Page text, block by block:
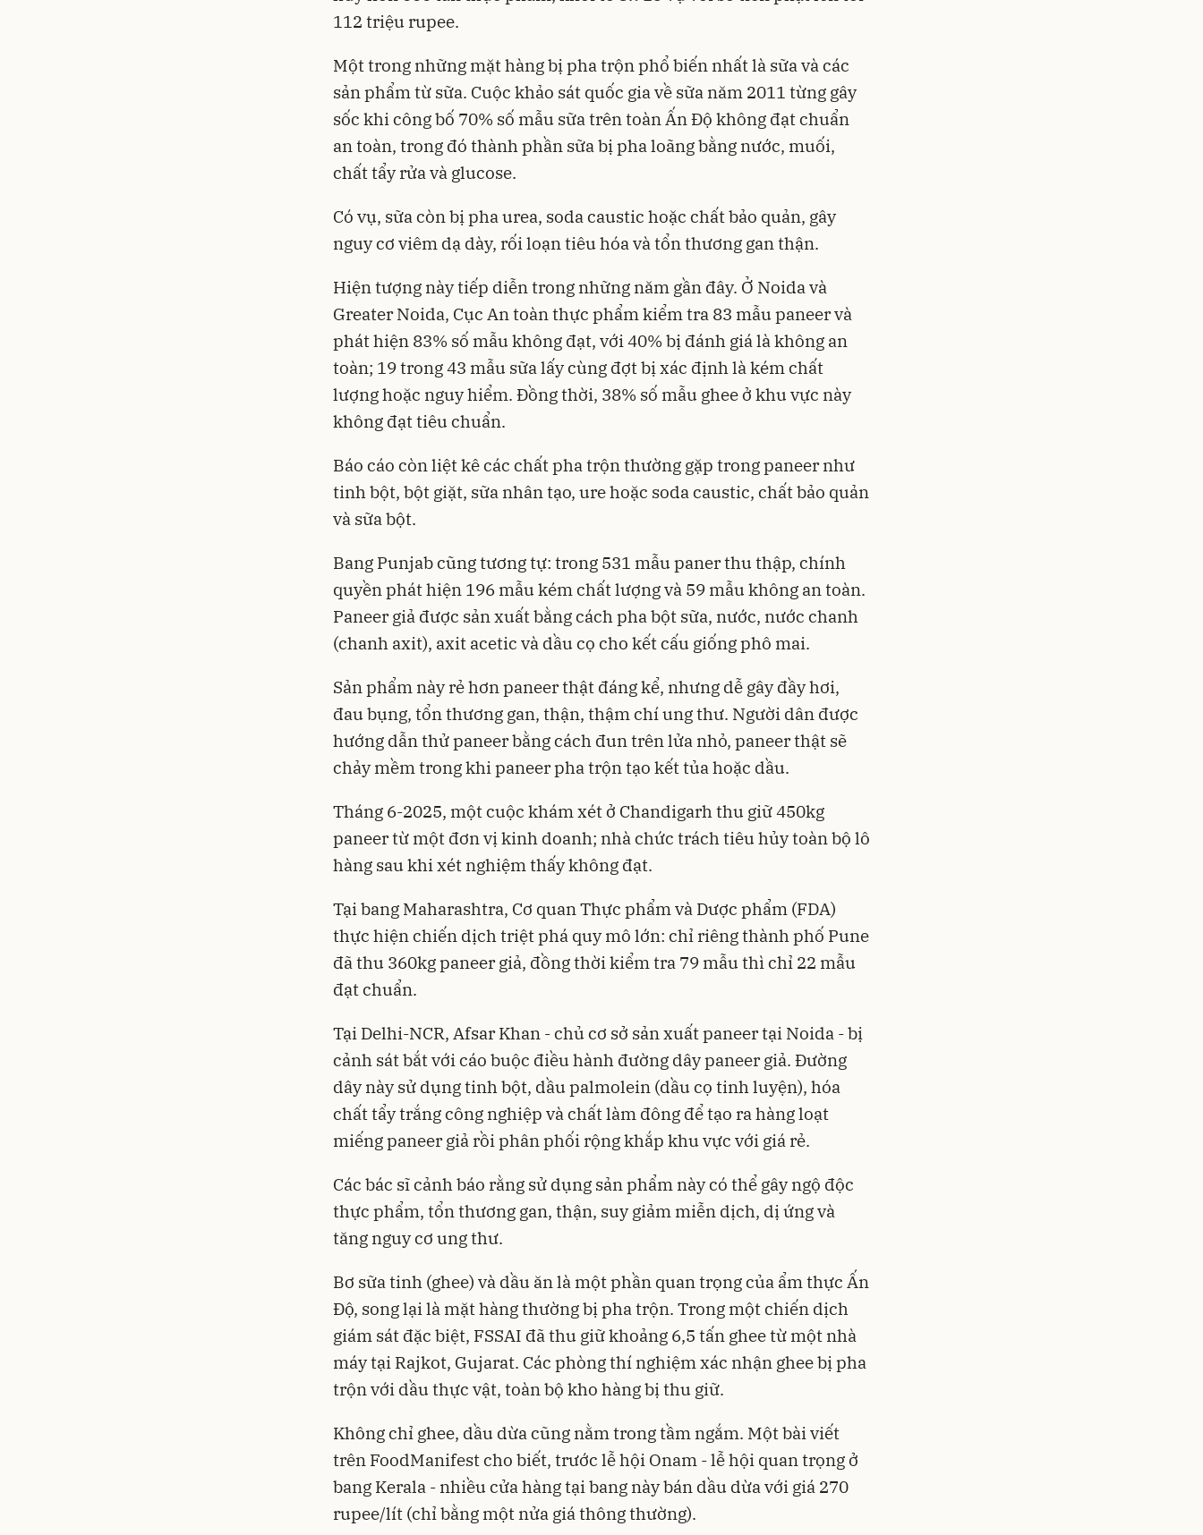
112 triệu rupee.
Một trong những mặt hàng bị pha trộn phổ biến nhất là sữa và các
sản phẩm từ sữa. Cuộc khảo sát quốc gia về sữa năm 2011 từng gây
sốc khi công bố 70% số mẫu sữa trên toàn Ấn Độ không đạt chuẩn
an toàn, trong đó thành phần sữa bị pha loãng bằng nước, muối,
chất tẩy rửa và glucose.
Có vụ, sữa còn bị pha urea, soda caustic hoặc chất bảo quản, gây
nguy cơ viêm dạ dày, rối loạn tiêu hóa và tổn thương gan thận.
Hiện tượng này tiếp diễn trong những năm gần đây. Ở Noida và
Greater Noida, Cục An toàn thực phẩm kiểm tra 83 mẫu paneer và
phát hiện 83% số mẫu không đạt, với 40% bị đánh giá là không an
toàn; 19 trong 43 mẫu sữa lấy cùng đợt bị xác định là kém chất
lượng hoặc nguy hiểm. Đồng thời, 38% số mẫu ghee ở khu vực này
không đạt tiêu chuẩn.
Báo cáo còn liệt kê các chất pha trộn thường gặp trong paneer như
tinh bột, bột giặt, sữa nhân tạo, ure hoặc soda caustic, chất bảo quản
và sữa bột.
Bang Punjab cũng tương tự: trong 531 mẫu paner thu thập, chính
quyền phát hiện 196 mẫu kém chất lượng và 59 mẫu không an toàn.
Paneer giả được sản xuất bằng cách pha bột sữa, nước, nước chanh
(chanh axit), axit acetic và dầu cọ cho kết cấu giống phô mai.
Sản phẩm này rẻ hơn paneer thật đáng kể, nhưng dễ gây đầy hơi,
đau bụng, tổn thương gan, thận, thậm chí ung thư. Người dân được
hướng dẫn thử paneer bằng cách đun trên lửa nhỏ, paneer thật sẽ
chảy mềm trong khi paneer pha trộn tạo kết tủa hoặc dầu.
Tháng 6-2025, một cuộc khám xét ở Chandigarh thu giữ 450kg
paneer từ một đơn vị kinh doanh; nhà chức trách tiêu hủy toàn bộ lô
hàng sau khi xét nghiệm thấy không đạt.
Tại bang Maharashtra, Cơ quan Thực phẩm và Dược phẩm (FDA)
thực hiện chiến dịch triệt phá quy mô lớn: chỉ riêng thành phố Pune
đã thu 360kg paneer giả, đồng thời kiểm tra 79 mẫu thì chỉ 22 mẫu
đạt chuẩn.
Tại Delhi-NCR, Afsar Khan - chủ cơ sở sản xuất paneer tại Noida - bị
cảnh sát bắt với cáo buộc điều hành đường dây paneer giả. Đường
dây này sử dụng tinh bột, dầu palmolein (dầu cọ tinh luyện), hóa
chất tẩy trắng công nghiệp và chất làm đông để tạo ra hàng loạt
miếng paneer giả rồi phân phối rộng khắp khu vực với giá rẻ.
Các bác sĩ cảnh báo rằng sử dụng sản phẩm này có thể gây ngộ độc
thực phẩm, tổn thương gan, thận, suy giảm miễn dịch, dị ứng và
tăng nguy cơ ung thư.
Bơ sữa tinh (ghee) và dầu ăn là một phần quan trọng của ẩm thực Ấn
Độ, song lại là mặt hàng thường bị pha trộn. Trong một chiến dịch
giám sát đặc biệt, FSSAI đã thu giữ khoảng 6,5 tấn ghee từ một nhà
máy tại Rajkot, Gujarat. Các phòng thí nghiệm xác nhận ghee bị pha
trộn với dầu thực vật, toàn bộ kho hàng bị thu giữ.
Không chỉ ghee, dầu dừa cũng nằm trong tầm ngắm. Một bài viết
trên FoodManifest cho biết, trước lễ hội Onam - lễ hội quan trọng ở
bang Kerala - nhiều cửa hàng tại bang này bán dầu dừa với giá 270
rupee/lít (chỉ bằng một nửa giá thông thường).